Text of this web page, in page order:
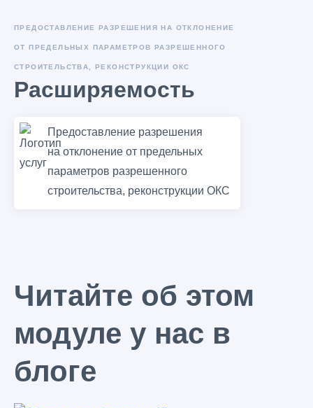
ПРЕДОСТАВЛЕНИЕ РАЗРЕШЕНИЯ НА ОТКЛОНЕНИЕ
ОТ ПРЕДЕЛЬНЫХ ПАРАМЕТРОВ РАЗРЕШЕННОГО
СТРОИТЕЛЬСТВА, РЕКОНСТРУКЦИИ ОКС
Расширяемость
Предоставление разрешения
на отклонение от предельных
параметров разрешенного
строительства, реконструкции ОКС
Читайте об этом
модуле у нас в
блоге